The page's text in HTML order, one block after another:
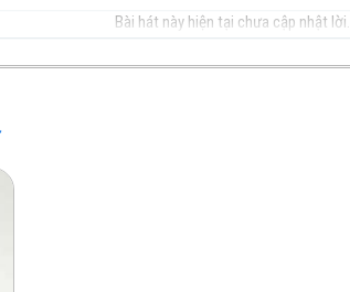
Bài hát này hiện tại chưa cập nhật lời.